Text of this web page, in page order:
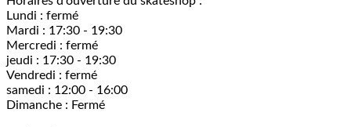
Lundi : fermé
Mardi : 17:30 - 19:30
Mercredi : fermé
jeudi : 17:30 - 19:30
Vendredi : fermé
samedi : 12:00 - 16:00
Dimanche : Fermé